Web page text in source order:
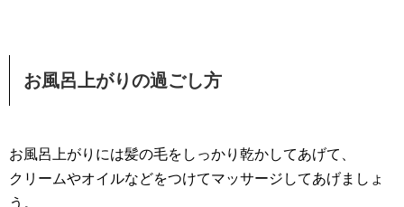
お風呂上がりの過ごし方
お風呂上がりには髪の毛をしっかり乾かしてあげて、
クリームやオイルなどをつけてマッサージしてあげましょ
う。